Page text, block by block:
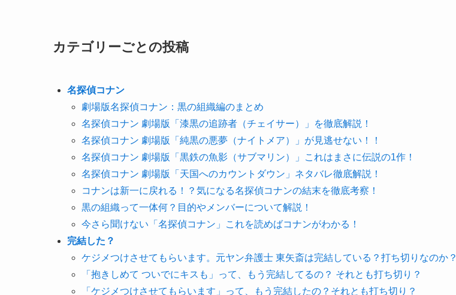
カテゴリーごとの投稿
名探偵コナン
劇場版名探偵コナン：黒の組織編のまとめ
名探偵コナン 劇場版「漆黒の追跡者（チェイサー）」を徹底解説！
名探偵コナン 劇場版「純黒の悪夢（ナイトメア）」が見逃せない！！
名探偵コナン 劇場版「黒鉄の魚影（サブマリン）」これはまさに伝説の1作！
名探偵コナン 劇場版「天国へのカウントダウン」ネタバレ徹底解説！
コナンは新一に戻れる！？気になる名探偵コナンの結末を徹底考察！
黒の組織って一体何？目的やメンバーについて解説！
今さら聞けない「名探偵コナン」これを読めばコナンがわかる！
完結した？
ケジメつけさせてもらいます。元ヤン弁護士 東矢斎は完結している？打ち切りなのか？
「抱きしめて ついでにキスも」って、もう完結してるの？ それとも打ち切り？
「ケジメつけさせてもらいます」って、もう完結したの？それとも打ち切り？